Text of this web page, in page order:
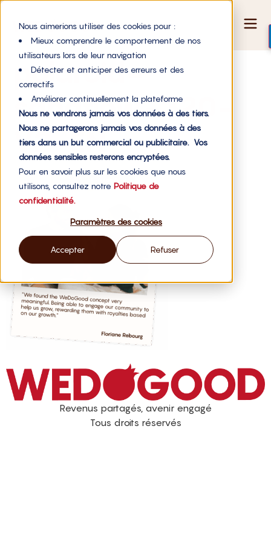
Nous aimerions utiliser des cookies pour :
Mieux comprendre le comportement de nos
utilisateurs lors de leur navigation
Détecter et anticiper des erreurs et des
correctifs
Améliorer continuellement la plateforme
Nous ne vendrons jamais vos données à des tiers.
Nous ne partagerons jamais vos données à des
tiers dans un but commercial ou publicitaire. Vos
données sensibles resterons encryptées.
Pour en savoir plus sur les cookies que nous
utilisons, consultez notre Politique de
confidentialité.
Paramètres des cookies
Accepter Refuser
polaroid-
sanaflow-320-
V2-EN
Revenus partagés, avenir engagé
Tous droits réservés